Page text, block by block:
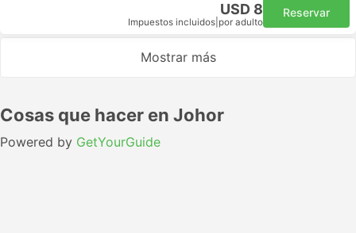
USD 8
Impuestos incluidos por adulto
Reservar
Mostrar más
Cosas que hacer en Johor
Powered by GetYourGuide